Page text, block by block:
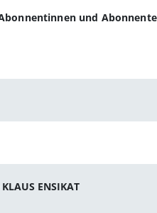
und
ENSIKAT